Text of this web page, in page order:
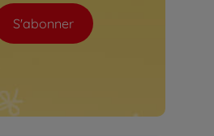
S'abonner